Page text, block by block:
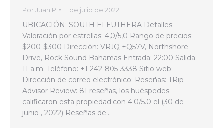
PorJuan P 11 de julio de 2022
UBICACIÓN: SOUTH ELEUTHERA Detalles:
Valoración por estrellas: 4,0/5,0 Rango de precios:
$200-$300 Dirección: VRJQ +Q57V, Northshore
Drive, Rock Sound Bahamas Entrada: 22:00 Salida:
11 a.m. Teléfono: +1 242-805-3338 Sitio web:
Dirección de correo electrónico: Reseñas: TRip
Advisor Review: 81 reseñas, los huéspedes
calificaron esta propiedad con 4.0/5.0 el (30 de
junio , 2022) Reseñas de…